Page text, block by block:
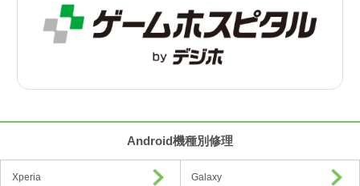
Android機種別修理
Xperia Galaxy